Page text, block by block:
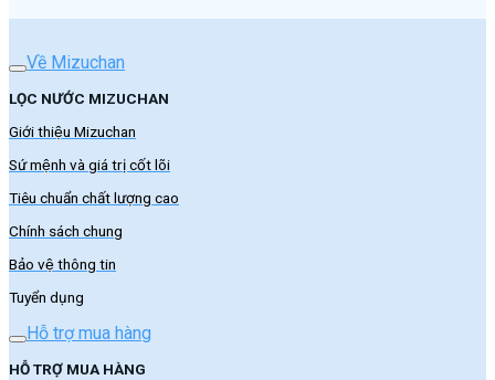
Về Mizuchan
LỌC NƯỚC MIZUCHAN
Giới thiệu Mizuchan
Sứ mệnh và giá trị cốt lõi
Tiêu chuẩn chất lượng cao
Chính sách chung
Bảo vệ thông tin
Tuyển dụng
Hỗ trợ mua hàng
HỖ TRỢ MUA HÀNG